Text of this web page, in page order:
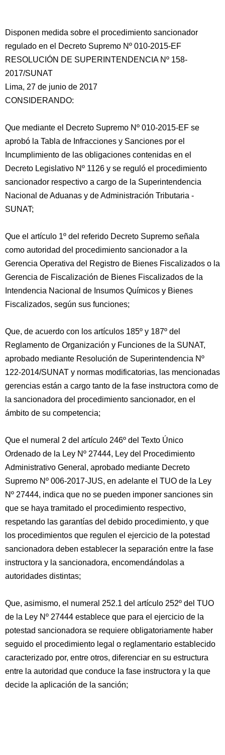
Disponen medida sobre el procedimiento sancionador
regulado en el Decreto Supremo Nº 010-2015-EF
RESOLUCIÓN DE SUPERINTENDENCIA Nº 158-
2017/SUNAT
Lima, 27 de junio de 2017
CONSIDERANDO:
Que mediante el Decreto Supremo Nº 010-2015-EF se
aprobó la Tabla de Infracciones y Sanciones por el
Incumplimiento de las obligaciones contenidas en el
Decreto Legislativo Nº 1126 y se reguló el procedimiento
sancionador respectivo a cargo de la Superintendencia
Nacional de Aduanas y de Administración Tributaria -
SUNAT;
Que el artículo 1º del referido Decreto Supremo señala
como autoridad del procedimiento sancionador a la
Gerencia Operativa del Registro de Bienes Fiscalizados o la
Gerencia de Fiscalización de Bienes Fiscalizados de la
Intendencia Nacional de Insumos Químicos y Bienes
Fiscalizados, según sus funciones;
Que, de acuerdo con los artículos 185º y 187º del
Reglamento de Organización y Funciones de la SUNAT,
aprobado mediante Resolución de Superintendencia Nº
122-2014/SUNAT y normas modificatorias, las mencionadas
gerencias están a cargo tanto de la fase instructora como de
la sancionadora del procedimiento sancionador, en el
ámbito de su competencia;
Que el numeral 2 del artículo 246º del Texto Único
Ordenado de la Ley Nº 27444, Ley del Procedimiento
Administrativo General, aprobado mediante Decreto
Supremo Nº 006-2017-JUS, en adelante el TUO de la Ley
Nº 27444, indica que no se pueden imponer sanciones sin
que se haya tramitado el procedimiento respectivo,
respetando las garantías del debido procedimiento, y que
los procedimientos que regulen el ejercicio de la potestad
sancionadora deben establecer la separación entre la fase
instructora y la sancionadora, encomendándolas a
autoridades distintas;
Que, asimismo, el numeral 252.1 del artículo 252º del TUO
de la Ley Nº 27444 establece que para el ejercicio de la
potestad sancionadora se requiere obligatoriamente haber
seguido el procedimiento legal o reglamentario establecido
caracterizado por, entre otros, diferenciar en su estructura
entre la autoridad que conduce la fase instructora y la que
decide la aplicación de la sanción;